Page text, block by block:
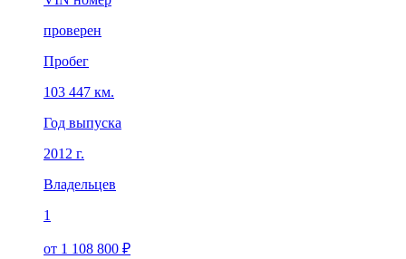
проверен
Пробег
103 447 км.
Год выпуска
2012 г.
Владельцев
1
от 1 108 800 ₽